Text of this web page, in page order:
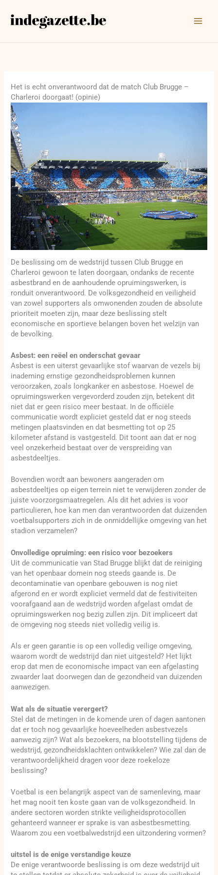
naar
Het is echt onverantwoord dat de match Club Brugge –
Charleroi doorgaat! (opinie)
De beslissing om de wedstrijd tussen Club Brugge en
Charleroi gewoon te laten doorgaan, ondanks de recente
asbestbrand en de aanhoudende opruimingswerken, is
ronduit onverantwoord. De volksgezondheid en veiligheid
van zowel supporters als omwonenden zouden de absolute
prioriteit moeten zijn, maar deze beslissing stelt
economische en sportieve belangen boven het welzijn van
de bevolking.
Asbest: een reëel en onderschat gevaar
Asbest is een uiterst gevaarlijke stof waarvan de vezels bij
inademing ernstige gezondheidsproblemen kunnen
veroorzaken, zoals longkanker en asbestose. Hoewel de
opruimingswerken vergevorderd zouden zijn, betekent dit
niet dat er geen risico meer bestaat. In de officiële
communicatie wordt expliciet gesteld dat er nog steeds
metingen plaatsvinden en dat besmetting tot op 25
kilometer afstand is vastgesteld. Dit toont aan dat er nog
veel onzekerheid bestaat over de verspreiding van
asbestdeeltjes.
Bovendien wordt aan bewoners aangeraden om
asbestdeeltjes op eigen terrein niet te verwijderen zonder de
juiste voorzorgsmaatregelen. Als dit het advies is voor
particulieren, hoe kan men dan verantwoorden dat duizenden
voetbalsupporters zich in de onmiddellijke omgeving van het
stadion verzamelen?
Onvolledige opruiming: een risico voor bezoekers
Uit de communicatie van Stad Brugge blijkt dat de reiniging
van het openbaar domein nog steeds gaande is. De
decontaminatie van openbare gebouwen is nog niet
afgerond en er wordt expliciet vermeld dat de festiviteiten
voorafgaand aan de wedstrijd worden afgelast omdat de
opruimingswerken nog bezig zullen zijn. Dit impliceert dat
de omgeving nog steeds niet volledig veilig is.
Als er geen garantie is op een volledig veilige omgeving,
waarom wordt de wedstrijd dan niet uitgesteld? Het lijkt
erop dat men de economische impact van een afgelasting
zwaarder laat doorwegen dan de gezondheid van duizenden
aanwezigen.
Wat als de situatie verergert?
Stel dat de metingen in de komende uren of dagen aantonen
dat er toch nog gevaarlijke hoeveelheden asbestvezels
aanwezig zijn? Wat als bezoekers, na blootstelling tijdens de
wedstrijd, gezondheidsklachten ontwikkelen? Wie zal dan de
verantwoordelijkheid dragen voor deze roekeloze
beslissing?
Voetbal is een belangrijk aspect van de samenleving, maar
het mag nooit ten koste gaan van de volksgezondheid. In
andere sectoren worden strikte veiligheidsprotocollen
gehanteerd wanneer er sprake is van asbestbesmetting.
Waarom zou een voetbalwedstrijd een uitzondering vormen?
uitstel is de enige verstandige keuze
De enige verantwoorde beslissing is om deze wedstrijd uit